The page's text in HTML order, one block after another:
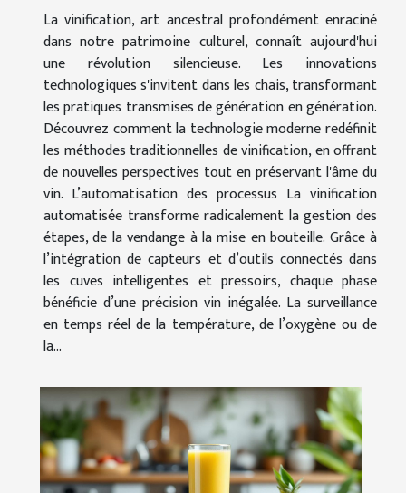
La vinification, art ancestral profondément enraciné
dans notre patrimoine culturel, connaît aujourd'hui
une révolution silencieuse. Les innovations
technologiques s'invitent dans les chais, transformant
les pratiques transmises de génération en génération.
Découvrez comment la technologie moderne redéfinit
les méthodes traditionnelles de vinification, en offrant
de nouvelles perspectives tout en préservant l'âme du
vin. L’automatisation des processus La vinification
automatisée transforme radicalement la gestion des
étapes, de la vendange à la mise en bouteille. Grâce à
l’intégration de capteurs et d’outils connectés dans
les cuves intelligentes et pressoirs, chaque phase
bénéficie d’une précision vin inégalée. La surveillance
en temps réel de la température, de l’oxygène ou de
la...